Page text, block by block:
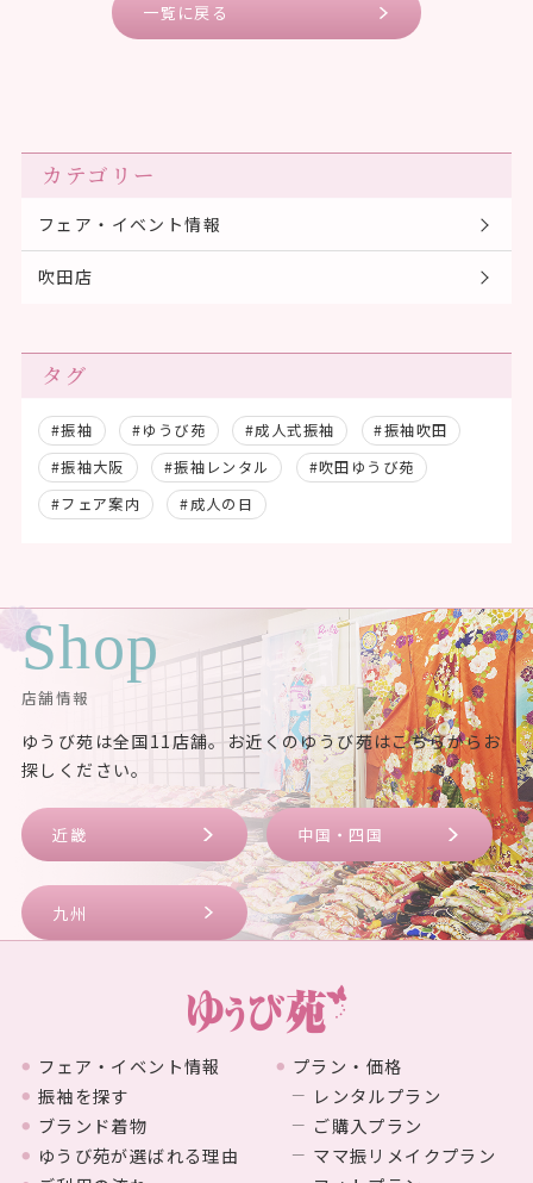
一覧に戻る
カテゴリー
フェア・イベント情報
吹田店
タグ
#振袖 #ゆうび苑 #成人式振袖
#振袖吹田
#振袖大阪
#振袖レンタル
#吹田ゆうび苑
#フェア案内
#成人の日
Shop
店舗情報
ゆうび苑は全国11店舗。お近くのゆうび苑はこちらからお
探しください。
近畿 中国・四国
九州
フェア・イベント情報
振袖を探す
ブランド着物
ゆうび苑が選ばれる理由
プラン・価格
レンタルプラン
ご購入プラン
ママ振リメイクプラン